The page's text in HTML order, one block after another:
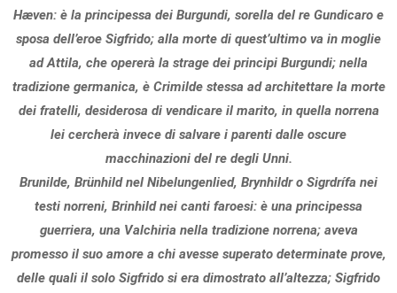
Hæven: è la principessa dei Burgundi, sorella del re Gundicaro e
sposa dell’eroe Sigfrido; alla morte di quest’ultimo va in moglie
ad Attila, che opererà la strage dei principi Burgundi; nella
tradizione germanica, è Crimilde stessa ad architettare la morte
dei fratelli, desiderosa di vendicare il marito, in quella norrena
lei cercherà invece di salvare i parenti dalle oscure
macchinazioni del re degli Unni.
Brunilde, Brünhild nel Nibelungenlied, Brynhildr o Sigrdrífa nei
testi norreni, Brinhild nei canti faroesi: è una principessa
guerriera, una Valchiria nella tradizione norrena; aveva
promesso il suo amore a chi avesse superato determinate prove,
delle quali il solo Sigfrido si era dimostrato all’altezza; Sigfrido